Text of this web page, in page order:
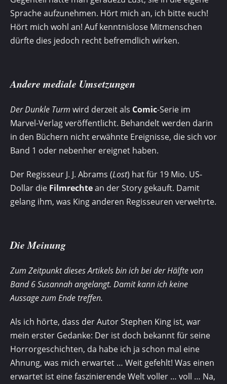
Sprache aufzunehmen. Hört mich an, ich bitte euch!
Hört mich wohl an! Auf kenntnislose Mitmenschen
dürfte dies jedoch recht befremdlich wirken.
Andere mediale Umsetzungen
Der Dunkle Turm wird derzeit als Comic-Serie im
Marvel-Verlag veröffentlicht. Behandelt werden darin
in den Büchern nicht erwähnte Ereignisse, die sich vor
Band 1 oder nebenher ereignet haben.
Der Regisseur J. J. Abrams (Lost) hat für 19 Mio. US-
Dollar die Filmrechtean der Story gekauft. Damit
gelang ihm, was King anderen Regisseuren verwehrte.
Die Meinung
Zum Zeitpunkt dieses Artikels bin ich bei der Hälfte von
Band 6Susannahangelangt. Damit kann ich keine
Aussage zum Ende treffen.
Als ich hörte, dass der Autor Stephen King ist, war
mein erster Gedanke: Der ist doch bekannt für seine
Horrorgeschichten, da habe ich ja schon mal eine
Ahnung, was mich erwartet … Weit gefehlt! Was einen
erwartet ist eine faszinierende Welt voller … voll … Na,